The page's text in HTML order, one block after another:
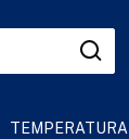
TEMPERATURA